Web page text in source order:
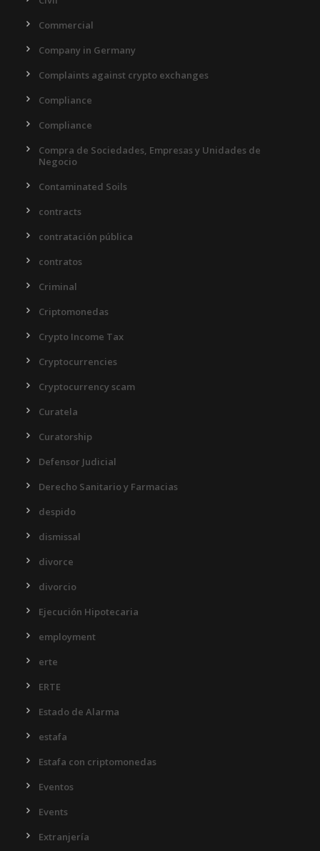
Commercial
Company in Germany
Complaints against crypto exchanges
Compliance
Compliance
Compra de Sociedades, Empresas y Unidades de
Negocio
Contaminated Soils
contracts
contratación pública
contratos
Criminal
Criptomonedas
Crypto Income Tax
Cryptocurrencies
Cryptocurrency scam
Curatela
Curatorship
Defensor Judicial
Derecho Sanitario y Farmacias
despido
dismissal
divorce
divorcio
Ejecución Hipotecaria
employment
erte
ERTE
Estado de Alarma
estafa
Estafa con criptomonedas
Eventos
Events
Extranjería